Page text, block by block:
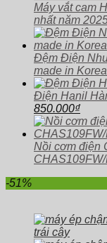
Máy vắt cam
nhất năm
Đệm Điện
made in Korea
Điện Hanil
Giá
gốc
là:
1.100.000₫.
850.000₫Giá
hiện
tại
là:
Nồi cơm điện
-51%